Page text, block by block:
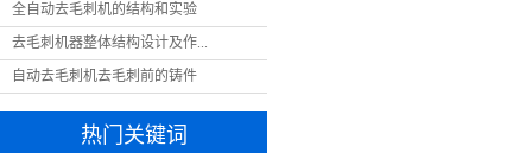
全自动去毛刺机的结构和实验
去毛刺机器整体结构设计及作...
自动去毛刺机去毛刺前的铸件
热门关键词